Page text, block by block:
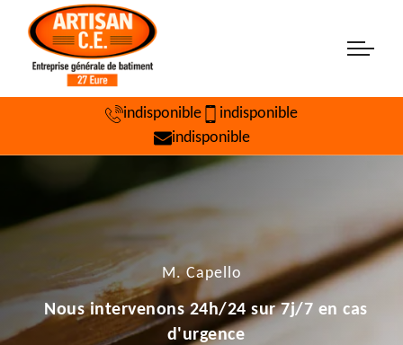
indisponible
indisponible
indisponible
M. Capello
Nous intervenons 24h/24 sur 7j/7 en cas
d'urgence